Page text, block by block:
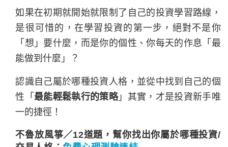
如果在初期就開始就限制了自己的投資學習路線，
是很可惜的， 在學習投資的第一步，絕對不是你
「想」要什麼，而是你的個性、你每天的作息「最
能做到什麼」？
認識自己屬於哪種投資人格，並從中找到自己的個
性「最能輕鬆執行的策略」其實，才是投資新手唯
一的捷徑！
不魯放風箏／12道題，幫你找出你屬於哪種投資/